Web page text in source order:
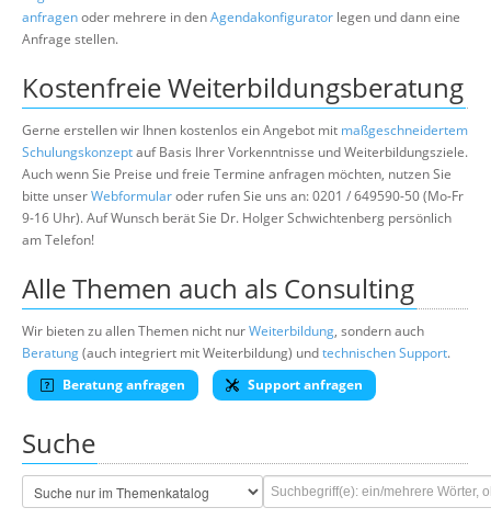
anfragenoder mehrere in denAgendakonfigurator legen und dann eine
Anfrage stellen.
Kostenfreie Weiterbildungsberatung
Gerne erstellen wir Ihnen kostenlos ein Angebot mit maßgeschneidertem
Schulungskonzeptauf Basis Ihrer Vorkenntnisse und Weiterbildungsziele.
Auch wenn Sie Preise und freie Termine anfragen möchten, nutzen Sie
bitte unserWebformularoder rufen Sie uns an: 0201 / 649590-50 (Mo-Fr
9-16 Uhr). Auf Wunsch berät Sie Dr. Holger Schwichtenberg persönlich
am Telefon!
Alle Themen auch als Consulting
Wir bieten zu allen Themen nicht nurWeiterbildung, sondern auch
Beratung(auch integriert mit Weiterbildung) undtechnischen Support.
Beratung anfragen
Support anfragen
Suche